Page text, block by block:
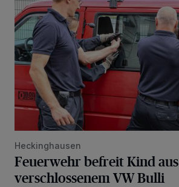
Heckinghausen
Feuerwehr befreit Kind aus
verschlossenem VW Bulli